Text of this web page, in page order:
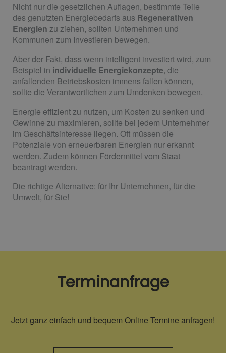
Nicht nur die gesetzlichen Auflagen, bestimmte Teile
des genutzten Energiebedarfs aus Regenerativen
Energien zu ziehen, sollten Unternehmen und
Kommunen zum Investieren bewegen.
Aber der Fakt, dass wenn intelligent investiert wird, zum
Beispiel in individuelle Energiekonzepte, die
anfallenden Betriebskosten immens fallen können,
sollte die Verantwortlichen zum Umdenken bewegen.
Energie effizient zu nutzen, um Kosten zu senken und
Gewinne zu maximieren, sollte bei jedem Unternehmer
im Geschäftsinteresse liegen. Oft müssen die
Potenziale von erneuerbaren Energien nur erkannt
werden. Zudem können Fördermittel vom Staat
beantragt werden.
Die richtige Alternative: für Ihr Unternehmen, für die
Umwelt, für Sie!
Terminanfrage
Jetzt ganz einfach und bequem Online Termine anfragen!